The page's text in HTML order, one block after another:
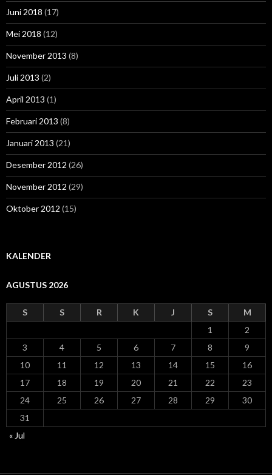
Juni 2018 (17)
Mei 2018 (12)
November 2013 (8)
Juli 2013 (2)
April 2013 (1)
Februari 2013 (8)
Januari 2013 (21)
Desember 2012 (26)
November 2012 (29)
Oktober 2012 (15)
KALENDER
AGUSTUS 2026
S S R K J S
M
1
2
3
4 5 6 7 8
9
10
11 12 13 14 15
16
17
18 19 20 21 22
23
24
25 26 27 28 29
30
31
« Jul